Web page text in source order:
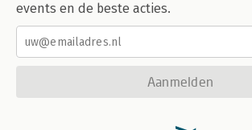
events en de beste acties.
Aanmelden